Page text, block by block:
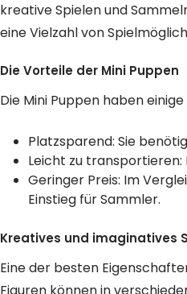
kreative Spielen und
eine Vielzahl von
Die Vorteile der Mini Puppen
Die Mini Puppen haben
Platzsparend: Sie
Leicht zu transportieren:
Geringer Preis: Im
Einstieg für Sammler.
Kreatives und imaginatives
Eine der besten